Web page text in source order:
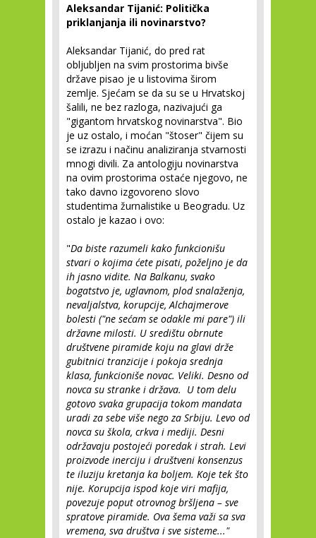
Aleksandar Tijanić: Politička
priklanjanja ili novinarstvo?
Aleksandar Tijanić, do pred rat
obljubljen na svim prostorima bivše
države pisao je u listovima širom
zemlje. Sjećam se da su se u Hrvatskoj
šalili, ne bez razloga, nazivajući ga
"gigantom hrvatskog novinarstva". Bio
je uz ostalo, i moćan "štoser" čijem su
se izrazu i načinu analiziranja stvarnosti
mnogi divili. Za antologiju novinarstva
na ovim prostorima ostaće njegovo, ne
tako davno izgovoreno slovo
studentima žurnalistike u Beogradu. Uz
ostalo je kazao i ovo:
"Da biste razumeli kako funkcionišu
stvari o kojima ćete pisati, poželjno je da
ih jasno vidite. Na Balkanu, svako
bogatstvo je, uglavnom, plod snalaženja,
nevaljalstva, korupcije, Alchajmerove
bolesti ("ne sećam se odakle mi pare") ili
državne milosti. U središtu obrnute
društvene piramide koju na glavi drže
gubitnici tranzicije i pokoja srednja
klasa, funkcioniše novac. Veliki. Desno od
novca su stranke i država. U tom delu
gotovo svaka grupacija tokom mandata
uradi za sebe više nego za Srbiju. Levo od
novca su škola, crkva i mediji. Desni
održavaju postojeći poredak i strah. Levi
proizvode inerciju i društveni konsenzus
te iluziju kretanja ka boljem. Koje tek što
nije. Korupcija ispod koje viri mafija,
povezuje poput otrovnog bršljena – sve
spratove piramide. Ova šema važi sa sva
vremena, sva društva i sve sisteme..."